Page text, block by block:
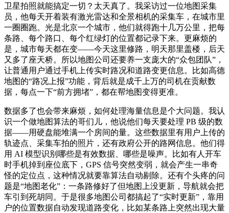
卫星拍照就能搞定一切？太天真了。我采访过一位地图采集
员，他每天开着装有激光雷达和全景相机的采集车，在城市里
一圈圈跑。光是北京一个城市，他们就得跑十几万公里，把每
条路、每个路口、每个红绿灯的位置都记录下来。更麻烦的
是，城市每天都在变——今天这里修路，明天那里盖楼，后天
又多了座天桥。所以地图公司还要养一支庞大的“众包团队”，
让普通用户通过手机上传实时路况和道路变更信息。比如高德
地图的“路况上报”功能，背后就是成千上万的司机在贡献数
据，每点一下“前方拥堵”，都在帮地图变得更准。
数据多了也会带来麻烦，如何处理海量信息是个大问题。我认
识一个做地图算法的哥们儿，他说他们每天要处理 PB 级的数
据——用硬盘能堆满一个房间的量。这些数据里有用户上传的
轨迹点、采集车拍的照片，还有政府公开的路网信息。他们得
用 AI 模型识别哪些是有效数据、哪些是噪声。比如有人开车
时手机掉到座位底下，GPS 信号突然变弱，就会产生一串奇
怪的定位点，这种情况就要靠算法自动剔除。还有个头疼的问
题是“地图老化”：一条路修好了但地图上没更新，导航就会把
车引到死胡同。于是很多地图公司都搞起了“实时更新”，靠用
户的位置数据自动发现道路变化，比如某条路上突然出现大量